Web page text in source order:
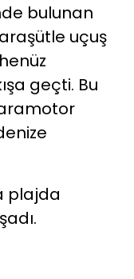
bulunan
uçuş
geçti. Bu
plajda